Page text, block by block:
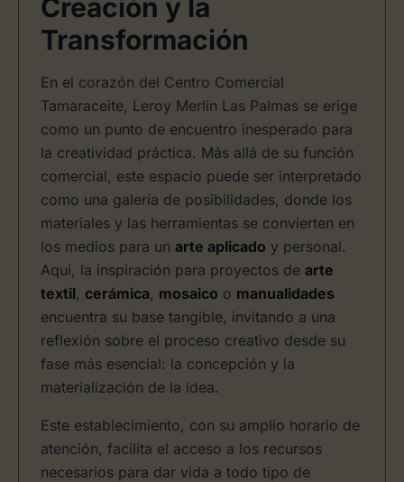
Creación y la
Transformación
En el corazón del Centro Comercial
Tamaraceite, Leroy Merlin Las Palmas se erige
como un punto de encuentro inesperado para
la creatividad práctica. Más allá de su función
comercial, este espacio puede ser interpretado
como una galería de posibilidades, donde los
materiales y las herramientas se convierten en
los medios para un arte aplicado y personal.
Aquí, la inspiración para proyectos de arte
textil, cerámica, mosaico o manualidades
encuentra su base tangible, invitando a una
reflexión sobre el proceso creativo desde su
fase más esencial: la concepción y la
materialización de la idea.
Este establecimiento, con su amplio horario de
atención, facilita el acceso a los recursos
necesarios para dar vida a todo tipo de